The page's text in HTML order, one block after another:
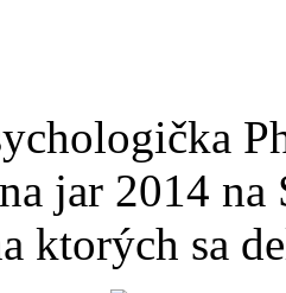
jar 2014
ktorých sa